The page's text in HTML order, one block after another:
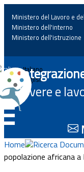
Home
News
Eventi
Ministero del Lavoro e
Ministero dell'interno
Ministero dell'istruzione
Italiano
English
Vivere e
Home Ricerca
popolazione africana a